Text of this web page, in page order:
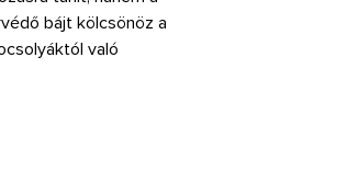
bájt kölcsönöz a
való